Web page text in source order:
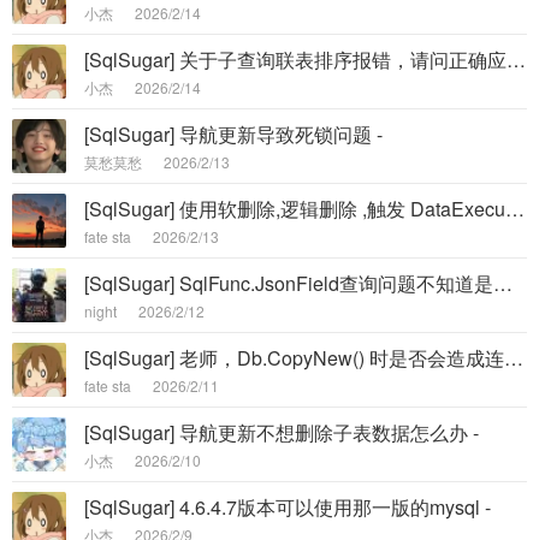
小杰 2026/2/14
[SqlSugar] 关于子查询联表排序报错，请问正确应该如何书写 -
小杰 2026/2/14
[SqlSugar] 导航更新导致死锁问题 -
莫愁莫愁 2026/2/13
[SqlSugar] 使用软删除,逻辑删除 ,触发 DataExecuting 后 对象值里的isdelete依然是false -
fate sta 2026/2/13
[SqlSugar] SqlFunc.JsonField查询问题不知道是不是bug -
night 2026/2/12
[SqlSugar] 老师，Db.CopyNew() 时是否会造成连接不释放问题？ -
fate sta 2026/2/11
[SqlSugar] 导航更新不想删除子表数据怎么办 -
小杰 2026/2/10
[SqlSugar] 4.6.4.7版本可以使用那一版的mysql -
小杰 2026/2/9